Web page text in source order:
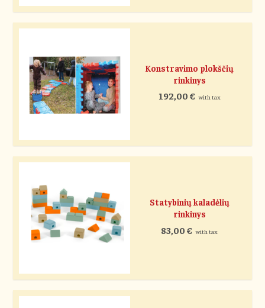
Konstravimo plokščių
rinkinys
192,00 € with tax
Statybinių kaladėlių
rinkinys
83,00€ with tax